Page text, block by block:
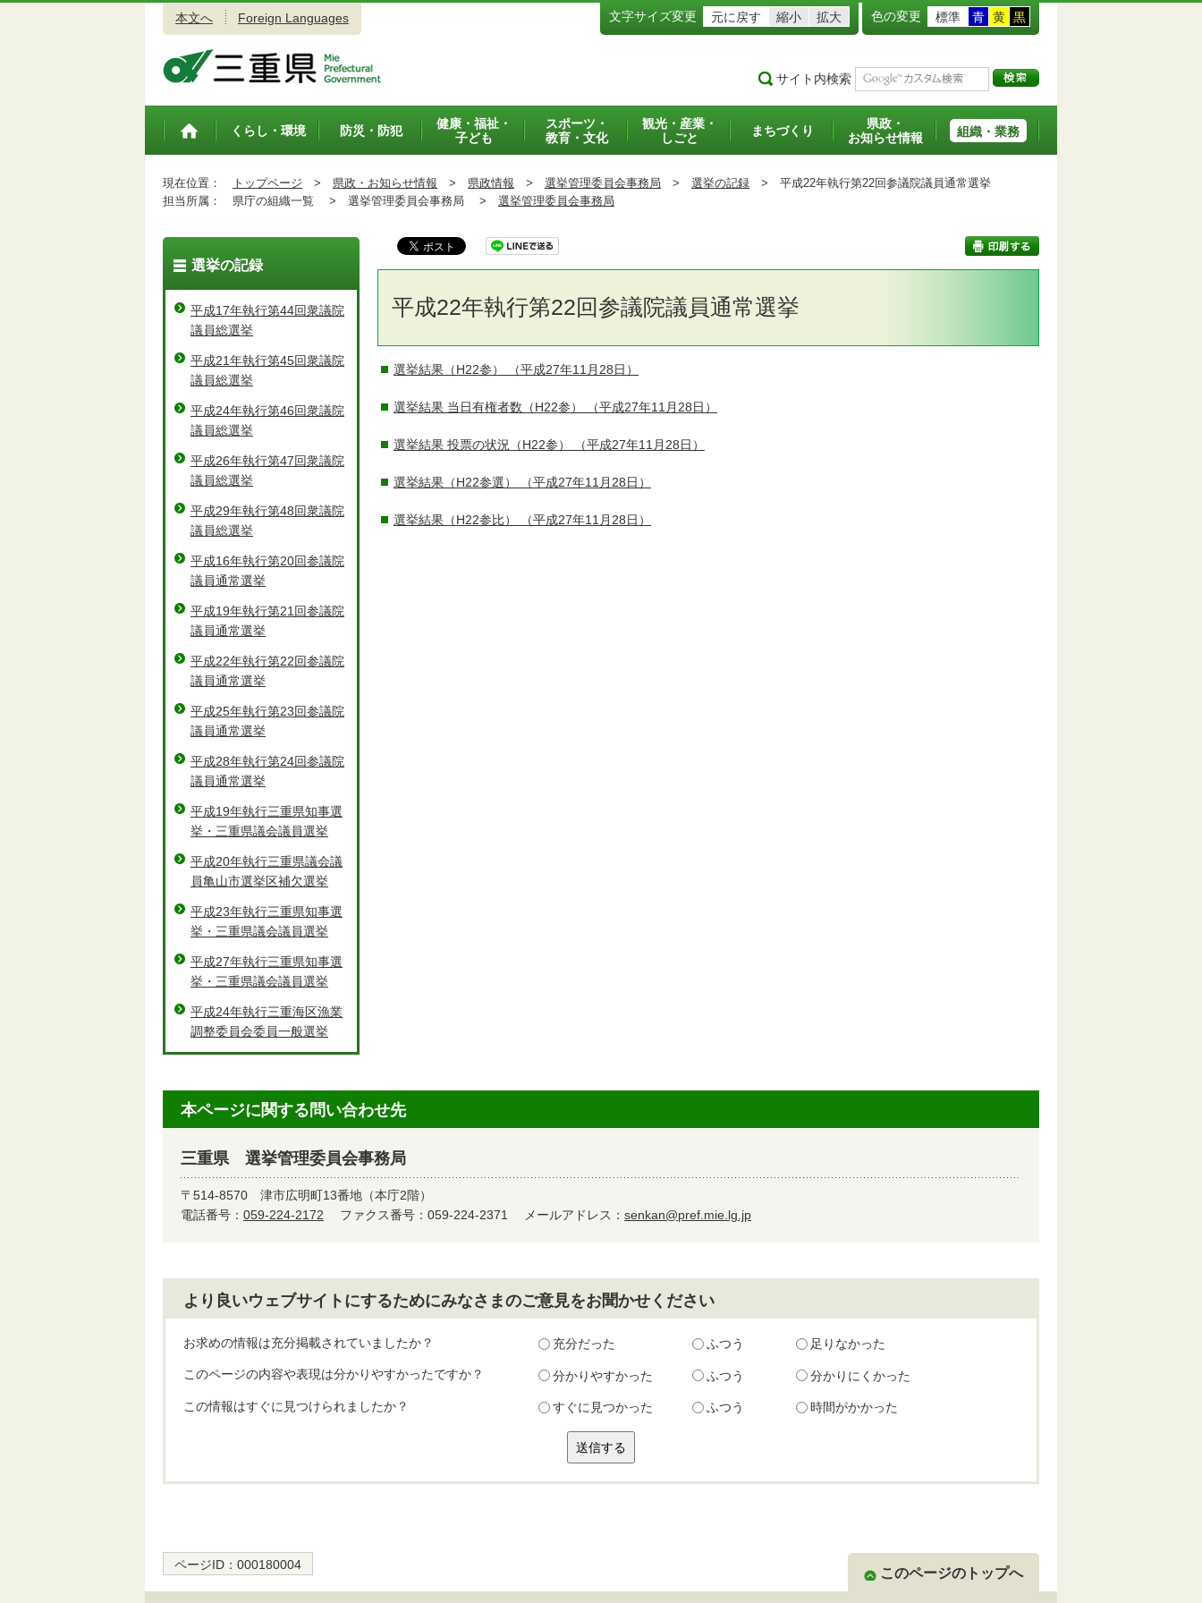
本文へ Foreign Languages 文字サイズ変更 元に戻す 縮小 拡大 色の変更 標準 青 黄 黒
サイト内検索
トップペ
くらし・環境 防災・防犯
健康・福祉・
子ども
スポーツ・
教育・文化
観光・産業・
しごと
まちづくり
県政・
お知らせ情報
組織・業務
現在位置： トップページ > 県政・お知らせ情報 > 県政情報 > 選挙管理委員会事務局 > 選挙の記録 > 平成22年執行第22回参議院議員通常選挙
担当所属：
県庁の組織一覧 > 選挙管理委員会事務局 > 選挙管理委員会事務局
平成22年執行第22回参議院議員通常選挙
選挙結果（H22参） （平成27年11月28日）
選挙結果 当日有権者数（H22参） （平成27年11月28日）
選挙結果 投票の状況（H22参） （平成27年11月28日）
選挙結果（H22参選） （平成27年11月28日）
選挙結果（H22参比） （平成27年11月28日）
選挙の記録
平成17年執行第44回衆議院
議員総選挙
平成21年執行第45回衆議院
議員総選挙
平成24年執行第46回衆議院
議員総選挙
平成26年執行第47回衆議院
議員総選挙
平成29年執行第48回衆議院
議員総選挙
平成16年執行第20回参議院
議員通常選挙
平成19年執行第21回参議院
議員通常選挙
平成22年執行第22回参議院
議員通常選挙
平成25年執行第23回参議院
議員通常選挙
平成28年執行第24回参議院
議員通常選挙
平成19年執行三重県知事選
挙・三重県議会議員選挙
平成20年執行三重県議会議
員亀山市選挙区補欠選挙
平成23年執行三重県知事選
挙・三重県議会議員選挙
平成27年執行三重県知事選
挙・三重県議会議員選挙
平成24年執行三重海区漁業
調整委員会委員一般選挙
本ページに関する問い合わせ先
三重県 選挙管理委員会事務局
〒514-8570 津市広明町13番地（本庁2階）
電話番号： 059-224-2172 ファクス番号：059-224-2371 メールアドレス： senkan@pref.mie.lg.jp
より良いウェブサイトにするためにみなさまのご意見をお聞かせください
お求めの情報は充分掲載されていましたか？ 充分だった ふつう 足りなかった
このページの内容や表現は分かりやすかったですか？ 分かりやすかった ふつう 分かりにくかった
この情報はすぐに見つけられましたか？ すぐに見つかった ふつう 時間がかかった
ページID： 000180004
このページのトップへ